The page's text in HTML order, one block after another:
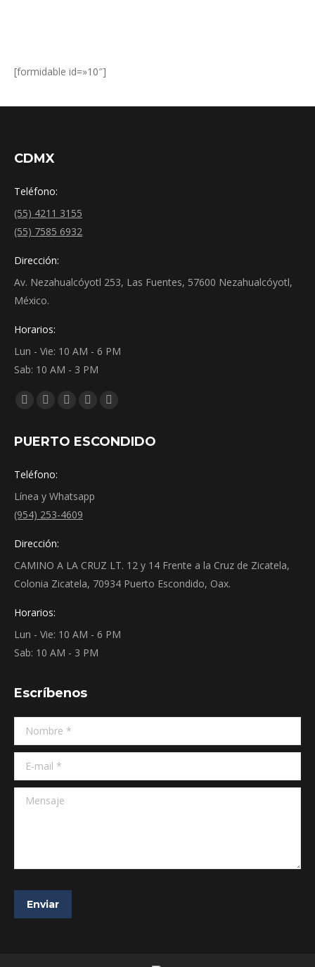
[formidable id=»10″]
CDMX
Teléfono:
(55) 4211 3155
(55) 7585 6932
Dirección:
Av. Nezahualcóyotl 253, Las Fuentes, 57600 Nezahualcóyotl,
México.
Horarios:
Lun - Vie: 10 AM - 6 PM
Sab: 10 AM - 3 PM
Encuéntranos en:
Facebook
opens
new
window
YouTube
opens
new
window
Instagram
opens
window
Mail
opens
window
Whatsapp
opens
PUERTO ESCONDIDO
Teléfono:
Línea y Whatsapp
(954) 253-4609
Dirección:
CAMINO A LA CRUZ LT. 12 y 14 Frente a la Cruz de Zicatela,
Colonia Zicatela, 70934 Puerto Escondido, Oax.
Horarios:
Lun - Vie: 10 AM - 6 PM
Sab: 10 AM - 3 PM
Escríbenos
Nombre *
E-mail *
Mensaje
Enviar